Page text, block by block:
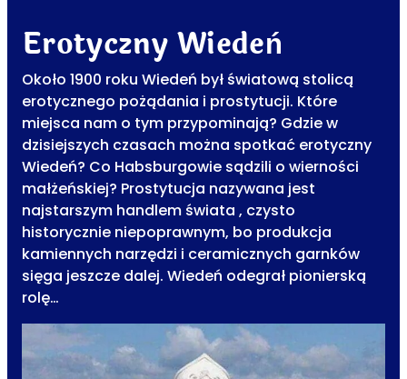
Erotyczny Wiedeń
Około 1900 roku Wiedeń był światową stolicą
erotycznego pożądania i prostytucji. Które
miejsca nam o tym przypominają? Gdzie w
dzisiejszych czasach można spotkać erotyczny
Wiedeń? Co Habsburgowie sądzili o wierności
małżeńskiej? Prostytucja nazywana jest
najstarszym handlem świata , czysto
historycznie niepoprawnym, bo produkcja
kamiennych narzędzi i ceramicznych garnków
sięga jeszcze dalej. Wiedeń odegrał pionierską
rolę…